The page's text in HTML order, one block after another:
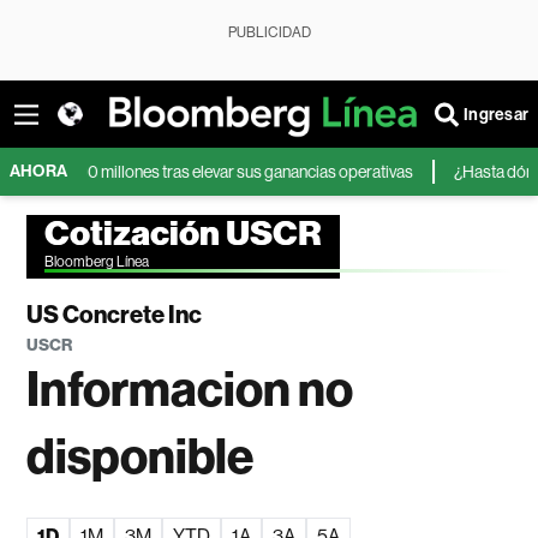
PUBLICIDAD
Ingresar
AHORAmillones tras elevar sus ganancias operativas ¿Hasta dónde
Cotización USCR
Bloomberg Línea
US Concrete Inc
USCR
Informacion no
disponible